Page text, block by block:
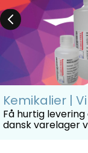
Kemikalier |
Få hurtig
dansk varelager